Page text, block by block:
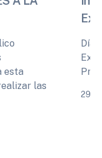
esta
las
29